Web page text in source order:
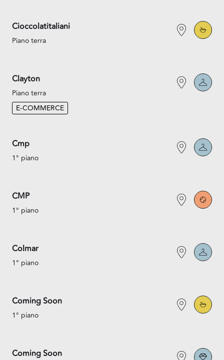
Cioccolatitaliani
Piano terra
Clayton
Piano terra
E-COMMERCE
Cmp
1° piano
CMP
1° piano
Colmar
1° piano
Coming Soon
1° piano
Coming Soon